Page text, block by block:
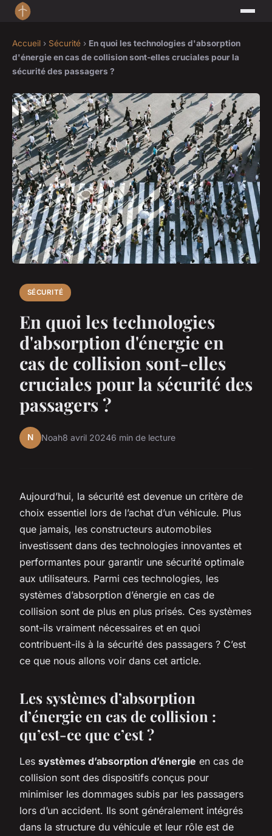
Accueil › Sécurité › En quoi les technologies d'absorption
d'énergie en cas de collision sont-elles cruciales pour la
sécurité des passagers ?
SÉCURITÉ
En quoi les technologies
d'absorption d'énergie en
cas de collision sont-elles
cruciales pour la sécurité des
passagers ?
N Noah8 avril 20246 min de lecture
Aujourd’hui, la sécurité est devenue un critère de
choix essentiel lors de l’achat d’un véhicule. Plus
que jamais, les constructeurs automobiles
investissent dans des technologies innovantes et
performantes pour garantir une sécurité optimale
aux utilisateurs. Parmi ces technologies, les
systèmes d’absorption d’énergie en cas de
collision sont de plus en plus prisés. Ces systèmes
sont-ils vraiment nécessaires et en quoi
contribuent-ils à la sécurité des passagers ? C’est
ce que nous allons voir dans cet article.
Les systèmes d’absorption
d’énergie en cas de collision :
qu’est-ce que c’est ?
Les systèmes d’absorption d’énergie en cas de
collision sont des dispositifs conçus pour
minimiser les dommages subis par les passagers
lors d’un accident. Ils sont généralement intégrés
dans la structure du véhicule et leur rôle est de